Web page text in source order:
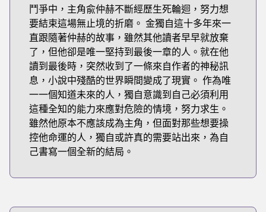
鬥爭中，主角兪仲赫不斷經歷生死輪迴，努力想
要結束這場無止境的折磨。 金獨自這十多年來一
直跟隨著仲赫的故事，雖然其他讀者早早就放棄
了，但他卻是唯一堅持到最後一章的人。就在他
讀到最後時，突然收到了一條來自作者的神秘訊
息，小說中殘酷的世界瞬間變成了現實。 作為唯
一一個知道未來的人，獨自意識到自己必須利用
這種全知的能力來應對危險的情境，努力求生。
雖然他原本不應該成為主角，但面對那些想要操
控他命運的人，獨自或許真的需要站出來，為自
己書寫一個全新的結局。